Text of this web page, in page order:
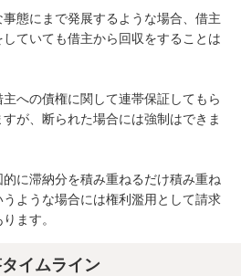
態にまで発展するような場合、借主
ていても借主から回収をすることは
への債権に関して連帯保証してもら
が、断られた場合には強制はできま
に滞納分を積み重ねるだけ積み重ね
ような場合には権利濫用として請求
ます。
イムライン